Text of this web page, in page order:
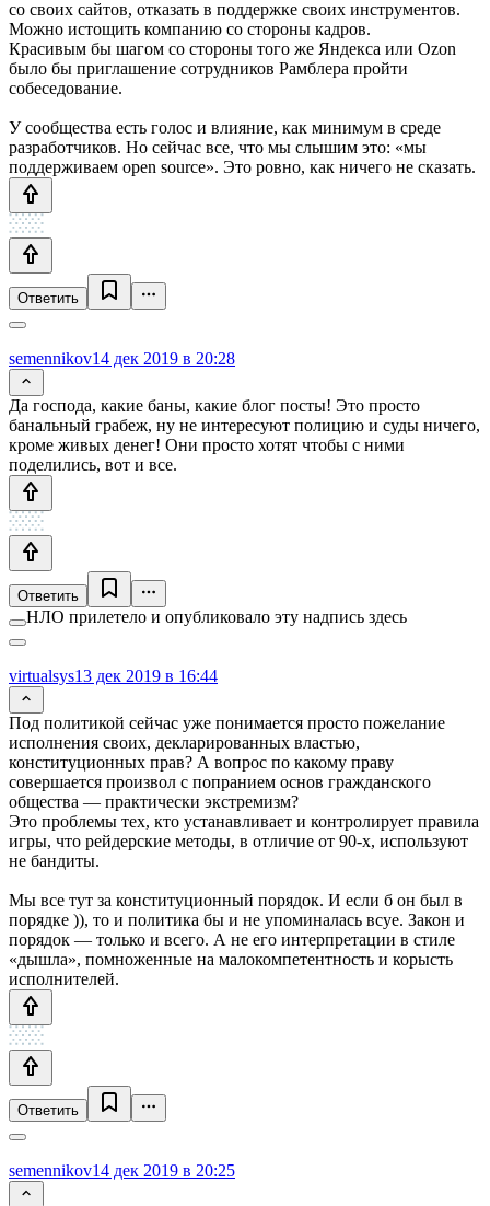
со своих сайтов, отказать в поддержке своих инструментов.
Можно истощить компанию со стороны кадров.
Красивым бы шагом со стороны того же Яндекса или Ozon
было бы приглашение сотрудников Рамблера пройти
собеседование.
У сообщества есть голос и влияние, как минимум в среде
разработчиков. Но сейчас все, что мы слышим это: «мы
поддерживаем open source». Это ровно, как ничего не сказать.
Ответить
semennikov14 дек 2019 в 20:28
Да господа, какие баны, какие блог посты! Это просто
банальный грабеж, ну не интересуют полицию и суды ничего,
кроме живых денег! Они просто хотят чтобы с ними
поделились, вот и все.
Ответить
НЛО прилетело и опубликовало эту надпись здесь
virtualsys13 дек 2019 в 16:44
Под политикой сейчас уже понимается просто пожелание
исполнения своих, декларированных властью,
конституционных прав? А вопрос по какому праву
совершается произвол с попранием основ гражданского
общества — практически экстремизм?
Это проблемы тех, кто устанавливает и контролирует правила
игры, что рейдерские методы, в отличие от 90-х, используют
не бандиты.
Мы все тут за конституционный порядок. И если б он был в
порядке )), то и политика бы и не упоминалась всуе. Закон и
порядок — только и всего. А не его интерпретации в стиле
«дышла», помноженные на малокомпетентность и корысть
исполнителей.
Ответить
semennikov14 дек 2019 в 20:25